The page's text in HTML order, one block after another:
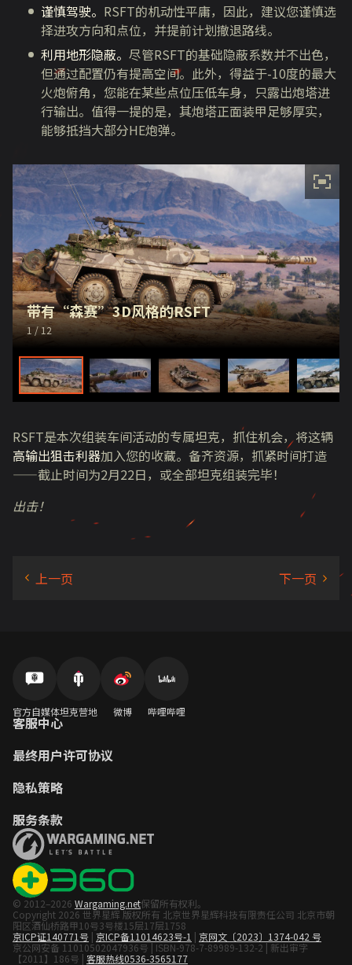
谨慎驾驶。 RSFT的机动性平庸，因此，建议您谨慎选
择进攻方向和点位，并提前计划撤退路线。
利用地形隐蔽。 尽管RSFT的基础隐蔽系数并不出色，
但通过配置仍有提高空间。此外，得益于-10度的最大
火炮俯角，您能在某些点位压低车身，只露出炮塔进
行输出。值得一提的是，其炮塔正面装甲足够厚实，
能够抵挡大部分HE炮弹。
带有“森赛”3D风格的RSFT
1/ 12
RSFT是本次组装车间活动的专属坦克，抓住机会，将这辆
高输出狙击利器加入您的收藏。备齐资源，抓紧时间打造
——截止时间为2月22日，或全部坦克组装完毕！
出击！
官方自媒体坦克营地 微博 哔哩哔哩
客服中心
最终用户许可协议
隐私策略
服务条款
© 2012–2026 Wargaming.net保留所有权利。
Copyright 2026 世界星辉 版权所有 北京世界星辉科技有限责任公司 北京市朝
阳区酒仙桥路甲10号3号楼15层17层1758
京ICP证140771号 | 京ICP备11014623号-1 | 京网文〔2023〕1374-042 号
京公网安备 11010502047936号 | ISBN-978-7-89989-132-2 | 新出审字
【2011】186号 | 客服热线0536-3565177